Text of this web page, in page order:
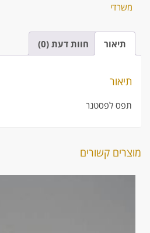
משרדי
תיאור חוות דעת (0)
תיאור
תפס לפסטנר
מוצרים קשורים